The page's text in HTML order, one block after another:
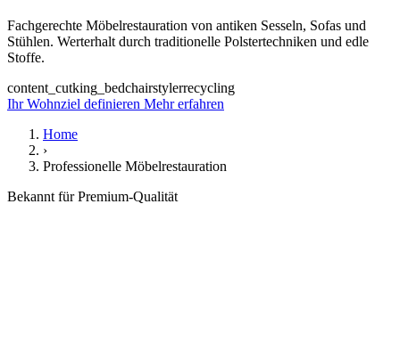
Fachgerechte Möbelrestauration von antiken Sesseln, Sofas und
Stühlen. Werterhalt durch traditionelle Polstertechniken und edle
Stoffe.
content_cutking_bedchairstylerrecycling
Ihr Wohnziel definieren Mehr erfahren
Home
›
Professionelle Möbelrestauration
Bekannt für Premium-Qualität